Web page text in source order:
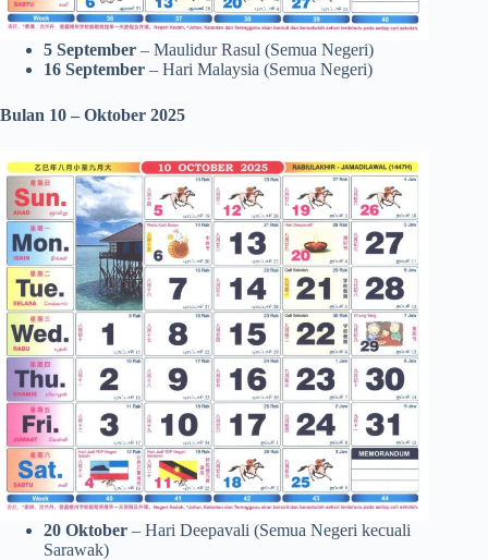
5 September – Maulidur Rasul (Semua Negeri)
16 September – Hari Malaysia (Semua Negeri)
Bulan 10 – Oktober 2025
20 Oktober – Hari Deepavali (Semua Negeri kecuali
Sarawak)